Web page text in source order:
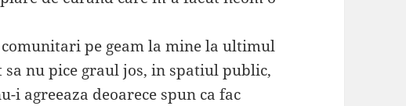
pe geam la mine la ultimul
nu pice graul jos, in spatiul public,
i agreeaza deoarece spun ca fac